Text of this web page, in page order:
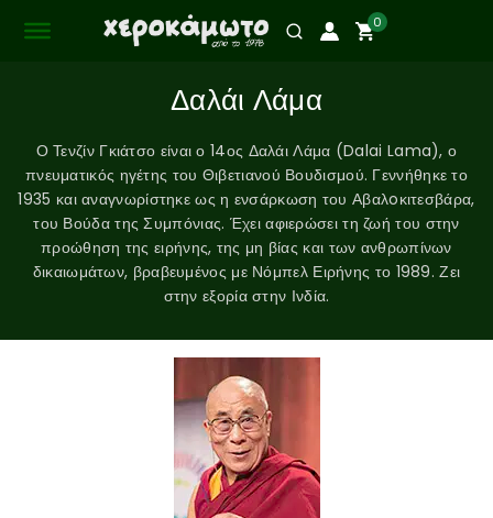
0
Δαλάι Λάμα
Ο Τενζίν Γκιάτσο είναι ο 14ος Δαλάι Λάμα (Dalai Lama), ο
πνευματικός ηγέτης του Θιβετιανού Βουδισμού. Γεννήθηκε το
1935 και αναγνωρίστηκε ως η ενσάρκωση του Αβαλoκιτεσβάρα,
του Βούδα της Συμπόνιας. Έχει αφιερώσει τη ζωή του στην
προώθηση της ειρήνης, της μη βίας και των ανθρωπίνων
δικαιωμάτων, βραβευμένος με Νόμπελ Ειρήνης το 1989. Ζει
στην εξορία στην Ινδία.